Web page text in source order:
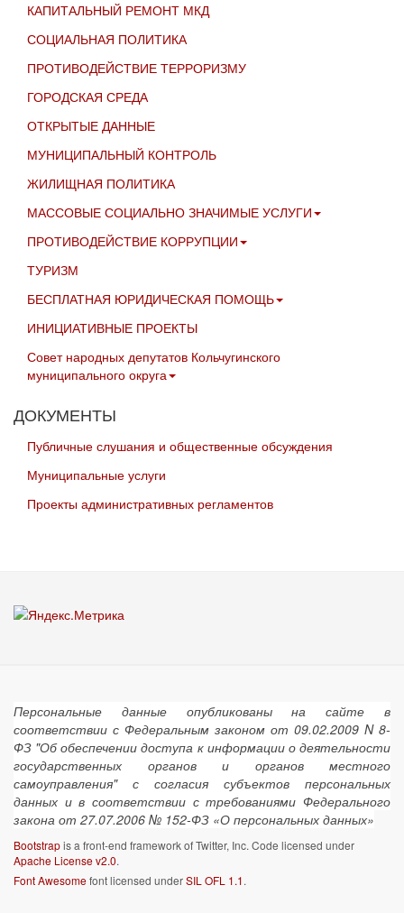
КАПИТАЛЬНЫЙ РЕМОНТ МКД
СОЦИАЛЬНАЯ ПОЛИТИКА
ПРОТИВОДЕЙСТВИЕ ТЕРРОРИЗМУ
ГОРОДСКАЯ СРЕДА
ОТКРЫТЫЕ ДАННЫЕ
МУНИЦИПАЛЬНЫЙ КОНТРОЛЬ
ЖИЛИЩНАЯ ПОЛИТИКА
МАССОВЫЕ СОЦИАЛЬНО ЗНАЧИМЫЕ УСЛУГИ
ПРОТИВОДЕЙСТВИЕ КОРРУПЦИИ
ТУРИЗМ
БЕСПЛАТНАЯ ЮРИДИЧЕСКАЯ ПОМОЩЬ
ИНИЦИАТИВНЫЕ ПРОЕКТЫ
Совет народных депутатов Кольчугинского
муниципального округа
ДОКУМЕНТЫ
Публичные слушания и общественные обсуждения
Муниципальные услуги
Проекты административных регламентов
Персональные данные опубликованы на сайте в
соответствии с Федеральным законом от 09.02.2009 N 8-
ФЗ "Об обеспечении доступа к информации о деятельности
государственных органов и органов местного
самоуправления" с согласия субъектов персональных
данных и в соответствии с требованиями Федерального
закона от 27.07.2006 № 152-ФЗ «О персональных данных»
Bootstrapis a front-end framework of Twitter, Inc. Code licensed under
Apache License v2.0.
Font Awesomefont licensed underSIL OFL 1.1.